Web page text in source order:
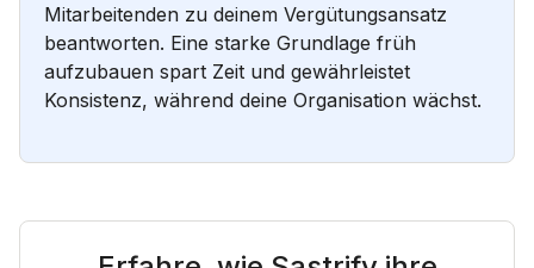
Mitarbeitenden zu deinem Vergütungsansatz
beantworten. Eine starke Grundlage früh
aufzubauen spart Zeit und gewährleistet
Konsistenz, während deine Organisation wächst.